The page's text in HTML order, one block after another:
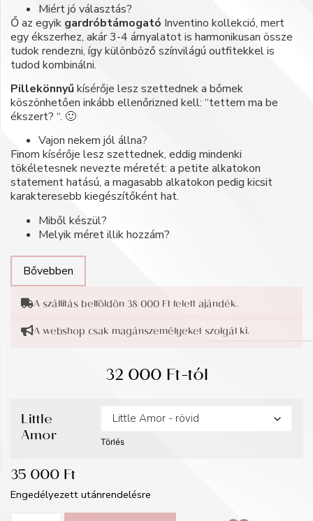
Miért jó választás?
Ő az egyik gardróbtámogató Inventino kollekció, mert
egy ékszerhez, akár 3-4 árnyalatot is harmonikusan össze
tudok rendezni, így különböző színvilágú outfitekkel is
tudod kombinálni.
Pillekönnyűkísérője lesz szettednek a bőrnek
köszönhetően inkább ellenőrizned kell: “tettem ma be
ékszert? “. 🙂
Vajon nekem jól állna?
Finom kísérője lesz szettednek, eddig mindenki
tökéletesnek nevezte méretét: a petite alkatokon
statement hatású, a magasabb alkatokon pedig kicsit
karakteresebb kiegészítőként hat.
Miből készül?
Melyik méret illik hozzám?
Bővebben
A szállítás belföldön 38 000 Ft felett ajándék.
A webshop csak magánszemélyeket szolgál ki.
32 000Ft-tól
Little
Amor Törlés
35 000Ft
Engedélyezett utánrendelésre